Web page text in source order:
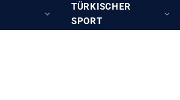
TÜRKISCHER
SPORT